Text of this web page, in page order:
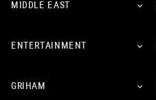
MIDDLE EAST
ENTERTAINMENT
GRIHAM